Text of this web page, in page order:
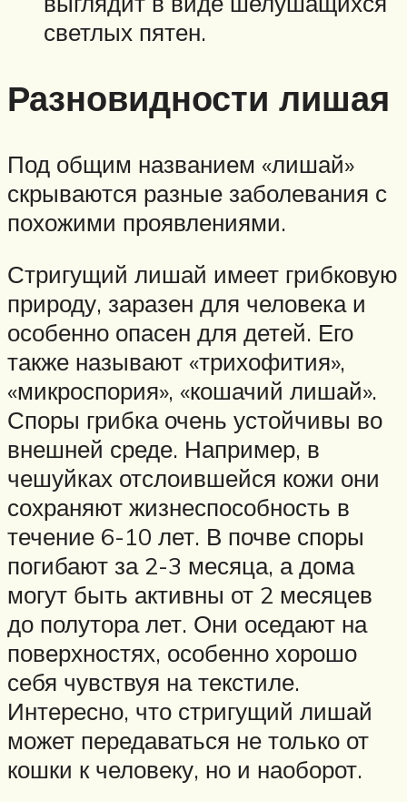
светлых пятен.
Разновидности лишая
Под общим названием «лишай»
скрываются разные заболевания с
похожими проявлениями.
Стригущий лишай имеет грибковую
природу, заразен для человека и
особенно опасен для детей. Его
также называют «трихофития»,
«микроспория», «кошачий лишай».
Споры грибка очень устойчивы во
внешней среде. Например, в
чешуйках отслоившейся кожи они
сохраняют жизнеспособность в
течение 6-10 лет. В почве споры
погибают за 2-3 месяца, а дома
могут быть активны от 2 месяцев
до полутора лет. Они оседают на
поверхностях, особенно хорошо
себя чувствуя на текстиле.
Интересно, что стригущий лишай
может передаваться не только от
кошки к человеку, но и наоборот.